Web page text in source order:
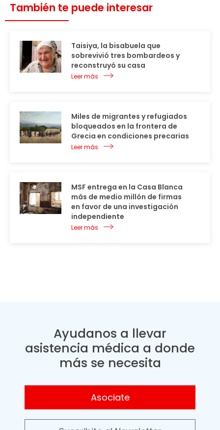
También te puede interesar
Taisiya, la bisabuela que
sobrevivió tres bombardeos y
reconstruyó su casa
Leer más
Miles de migrantes y refugiados
bloqueados en la frontera de
Grecia en condiciones precarias
Leer más
MSF entrega en la Casa Blanca
más de medio millón de firmas
en favor de una investigación
independiente
Leer más
Ayudanos a llevar
asistencia médica a donde
más se necesita
Asociate